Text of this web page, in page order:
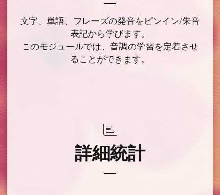
文字、単語、フレーズの発音をピンイン/朱音
表記から学びます。
このモジュールでは、音調の学習を定着させ
ることができます。
詳細統計